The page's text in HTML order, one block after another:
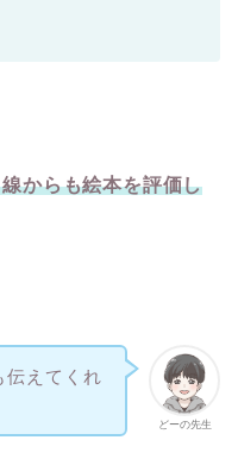
からも絵本を評価し
どーの先生
伝えてくれ